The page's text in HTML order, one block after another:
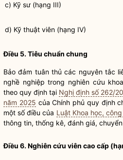
c) Kỹ sư (hạng III)
d) Kỹ thuật viên (hạng IV)
Điều 5. Tiêu chuẩn chung
Bảo đảm tuân thủ các nguyên tắc
nghề nghiệp trong nghiên cứu
theo quy định tại Nghị định số 262/
năm 2025 của Chính phủ quy định
một số điều của Luật Khoa học,
thông tin, thống kê, đánh giá,
Điều 6. Nghiên cứu viên cao cấp